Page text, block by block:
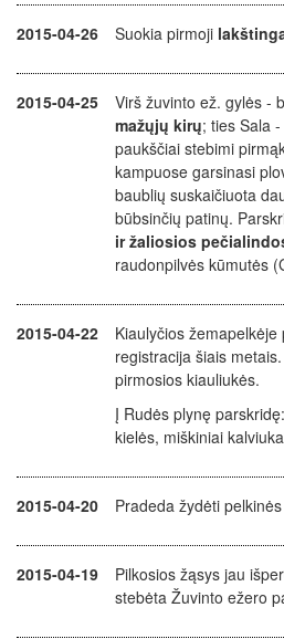
2015-04-26 Suokia pirmoji
2015-04-25 Virš žuvinto ež. gylės -
mažųjų kirų; ties Sala -
paukščiai stebimi
kampuose garsinasi
baublių suskaičiuota
būbsinčių patinų.
ir žaliosios
raudonpilvės kūmutės
2015-04-22 Kiaulyčios žemapelkėje
registracija šiais
pirmosios kiauliukės.
Į Rudės plynę
kielės, miškiniai
2015-04-20 Pradeda žydėti
2015-04-19
Pilkosios žąsys jau
stebėta Žuvinto ežero